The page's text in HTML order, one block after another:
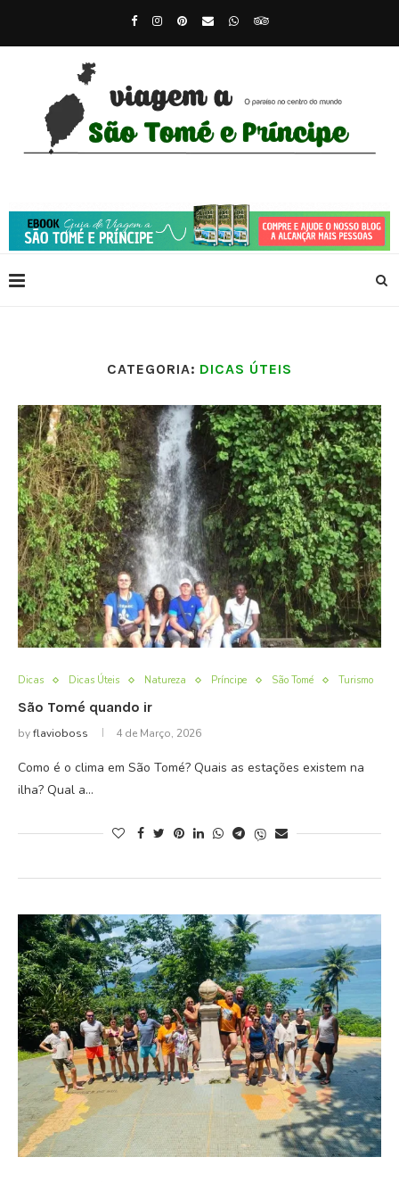
CATEGORIA: DICAS ÚTEIS
Dicas Dicas Úteis Natureza Príncipe São Tomé Turismo
São Tomé quando ir
byflavioboss 4 de Março, 2026
Como é o clima em São Tomé? Quais as estações existem na
ilha? Qual a…